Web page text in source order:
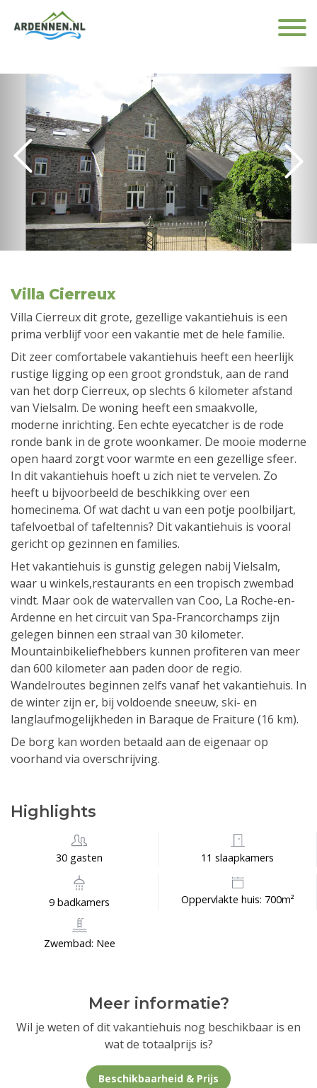
Villa Cierreux
Villa Cierreux dit grote, gezellige vakantiehuis is een
prima verblijf voor een vakantie met de hele familie.
Dit zeer comfortabele vakantiehuis heeft een heerlijk
rustige ligging op een groot grondstuk, aan de rand
van het dorp Cierreux, op slechts 6 kilometer afstand
van Vielsalm. De woning heeft een smaakvolle,
moderne inrichting. Een echte eyecatcher is de rode
ronde bank in de grote woonkamer. De mooie moderne
open haard zorgt voor warmte en een gezellige sfeer.
In dit vakantiehuis hoeft u zich niet te vervelen. Zo
heeft u bijvoorbeeld de beschikking over een
homecinema. Of wat dacht u van een potje poolbiljart,
tafelvoetbal of tafeltennis? Dit vakantiehuis is vooral
gericht op gezinnen en families.
Het vakantiehuis is gunstig gelegen nabij Vielsalm,
waar u winkels,restaurants en een tropisch zwembad
vindt. Maar ook de watervallen van Coo, La Roche-en-
Ardenne en het circuit van Spa-Francorchamps zijn
gelegen binnen een straal van 30 kilometer.
Mountainbikeliefhebbers kunnen profiteren van meer
dan 600 kilometer aan paden door de regio.
Wandelroutes beginnen zelfs vanaf het vakantiehuis. In
de winter zijn er, bij voldoende sneeuw, ski- en
langlaufmogelijkheden in Baraque de Fraiture (16 km).
De borg kan worden betaald aan de eigenaar op
voorhand via overschrijving.
Highlights
30 gasten 11 slaapkamers
9 badkamers Oppervlakte huis: 700m²
Zwembad: Nee
Meer informatie?
Wil je weten of dit vakantiehuis nog beschikbaar is en
wat de totaalprijs is?
Beschikbaarheid & Prijs